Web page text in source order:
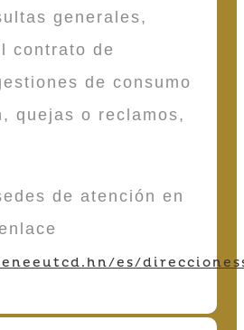
generales,
contrato de
de consumo
quejas o reclamos,
de atención en
es/